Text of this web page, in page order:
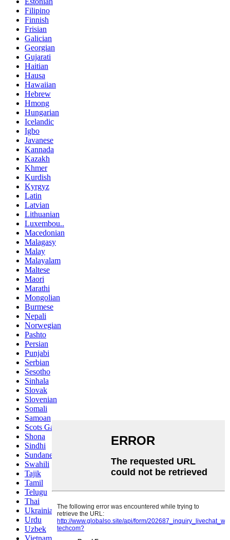
Filipino
Finnish
Frisian
Galician
Georgian
Gujarati
Haitian
Hausa
Hawaiian
Hebrew
Hmong
Hungarian
Icelandic
Igbo
Javanese
Kannada
Kazakh
Khmer
Kurdish
Kyrgyz
Latin
Latvian
Lithuanian
Luxembou..
Macedonian
Malagasy
Malay
Malayalam
Maltese
Maori
Marathi
Mongolian
Burmese
Nepali
Norwegian
Pashto
Persian
Punjabi
Serbian
Sesotho
Sinhala
Slovak
Slovenian
Somali
Samoan
Scots Gaelic
Shona
Sindhi
Sundanese
Swahili
Tajik
Tamil
Telugu
Thai
Ukrainian
Urdu
Uzbek